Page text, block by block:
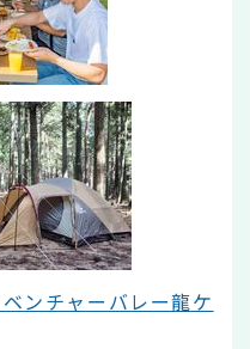
ンチャーバレー龍ケ